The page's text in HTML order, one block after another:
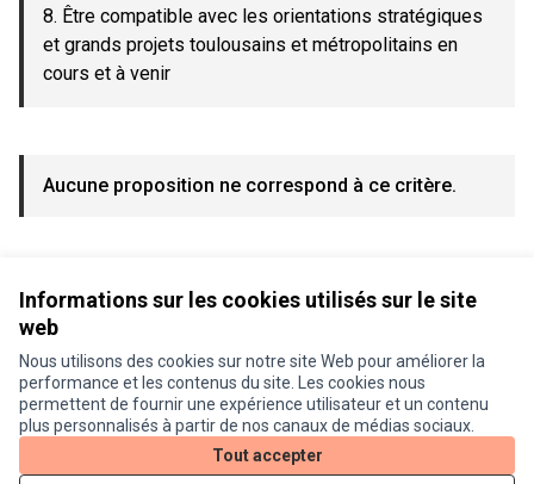
Informations sur les cookies utilisés sur le site
web
Nous utilisons des cookies sur notre site Web pour améliorer la
performance et les contenus du site. Les cookies nous
permettent de fournir une expérience utilisateur et un contenu
plus personnalisés à partir de nos canaux de médias sociaux.
Tout accepter
8. Être compatible avec les orientations stratégiques
et grands projets toulousains et métropolitains en
cours et à venir
Aucune proposition ne correspond à ce critère.
Conditions d'utilisation
Paramètres des cookies
Je participe ! sur X
(Lien externe)
Je participe ! sur Facebook
Je participe ! sur Instagram